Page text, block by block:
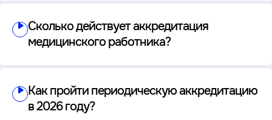
Сколько действует аккредитация
медицинского работника?
Как пройти периодическую аккредитацию
в 2026 году?